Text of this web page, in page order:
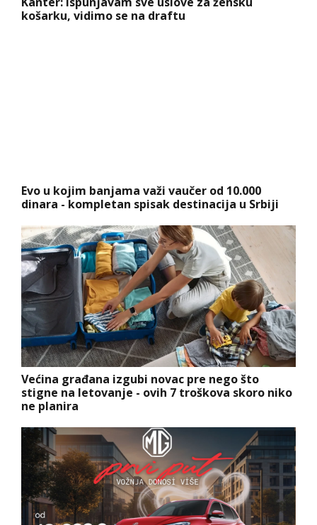
košarku, vidimo se na draftu
Evo u kojim banjama važi vaučer od 10.000
dinara - kompletan spisak destinacija u Srbiji
Većina građana izgubi novac pre nego što
stigne na letovanje - ovih 7 troškova skoro niko
ne planira